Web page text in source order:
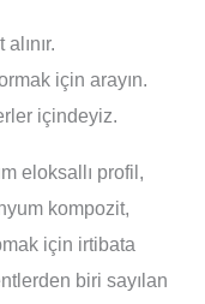
için arayın.
içindeyiz.
eloksallı profil,
kompozit,
için irtibata
biri sayılan